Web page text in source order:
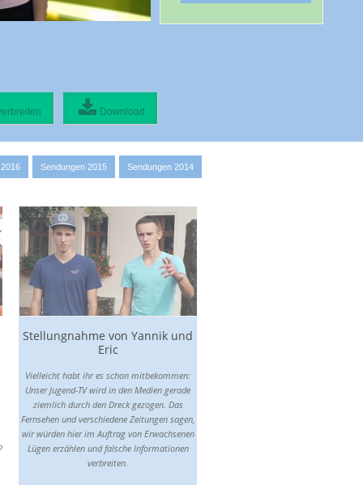
Download
Originaldatei
0 MB
468p mittlere Qualität
832x468 - 98 MB
420p mittlere Qualität
748x420 - 81 MB
337p mittlere Qualität
600x337 - 54 MB
225p mittlere Qualität
400x225 - 42 MB
202p niedrige Qualität
360x202 - 34 MB
180p niedrige Qualität
320x180 - 29 MB
Video verbreiten:
Sendungen 2015 Sendungen 2014
Stellungnahme von Yannik und
Eric
Vielleicht habt ihr es schon mitbekommen:
Unser Jugend-TV wird in den Medien gerade
ziemlich durch den Dreck gezogen. Das
Fernsehen und verschiedene Zeitungen sagen,
wir würden hier im Auftrag von Erwachsenen
Lügen erzählen und falsche Informationen
verbreiten.